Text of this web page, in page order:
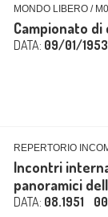
MONDO LIBERO /
Campionato di
DATA: 09/01/1953
REPERTORIO
Incontri
panoramici
DATA: 08.1951